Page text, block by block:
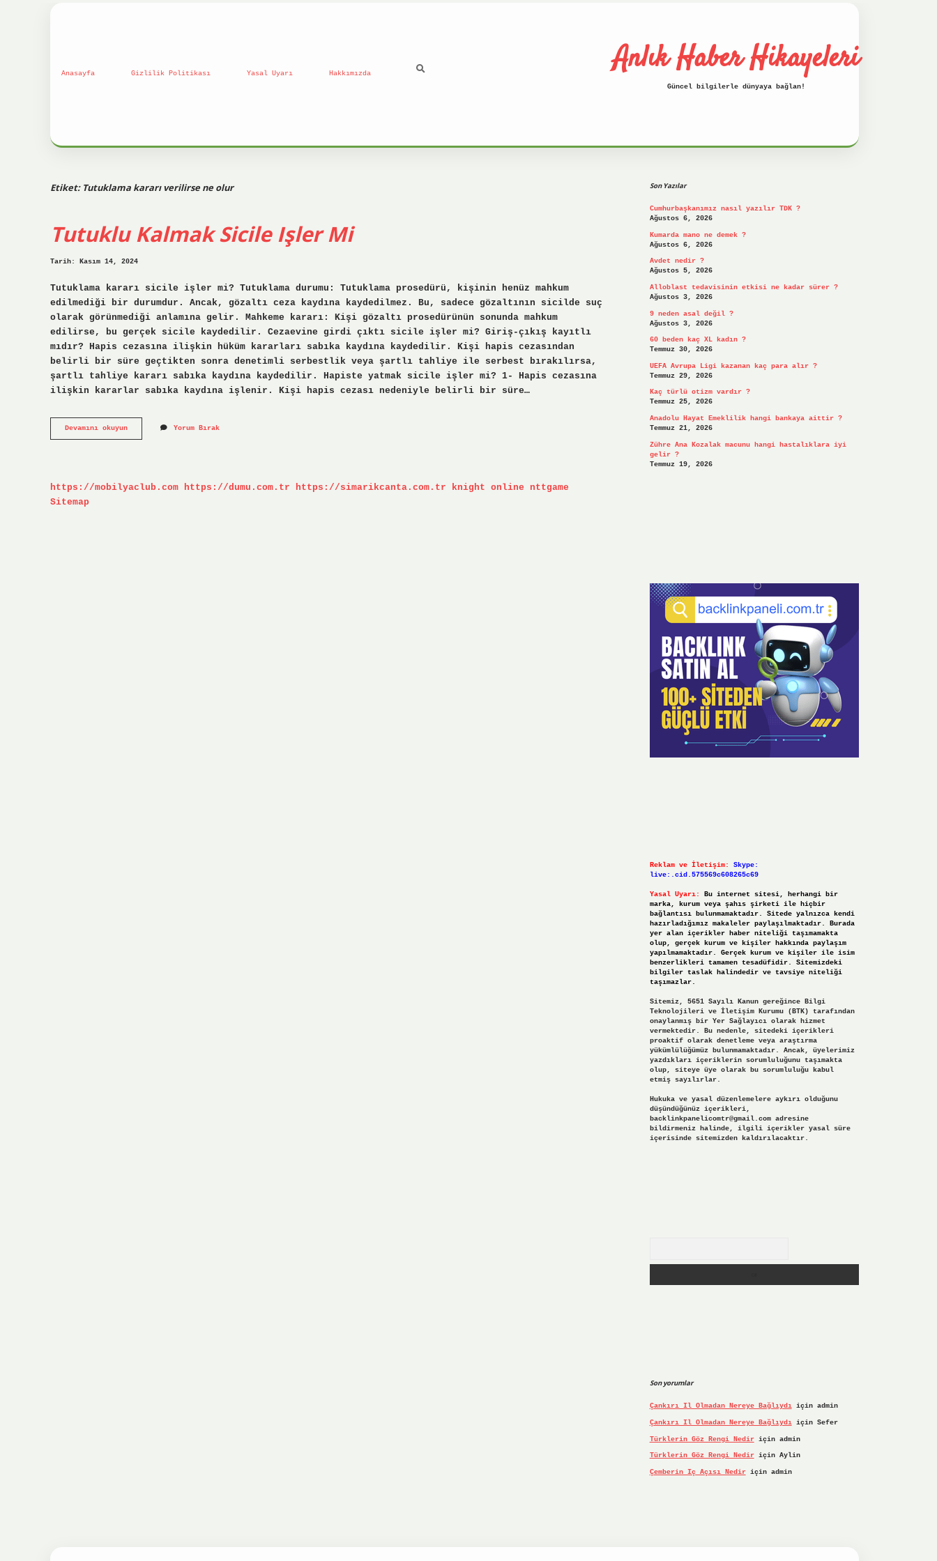
Anasayfa Gizlilik Politikası Yasal Uyarı Hakkımızda Anlık Haber Hikayeleri
Güncel bilgilerle dünyaya bağlan!
Etiket: Tutuklama kararı verilirse ne olur
Tutuklu Kalmak Sicile Işler Mi
Tarih: Kasım 14, 2024
Tutuklama kararı sicile işler mi? Tutuklama durumu: Tutuklama prosedürü, kişinin henüz mahkum
edilmediği bir durumdur. Ancak, gözaltı ceza kaydına kaydedilmez. Bu, sadece gözaltının sicilde suç
olarak görünmediği anlamına gelir. Mahkeme kararı: Kişi gözaltı prosedürünün sonunda mahkum
edilirse, bu gerçek sicile kaydedilir. Cezaevine girdi çıktı sicile işler mi? Giriş-çıkış kayıtlı
mıdır? Hapis cezasına ilişkin hüküm kararları sabıka kaydına kaydedilir. Kişi hapis cezasından
belirli bir süre geçtikten sonra denetimli serbestlik veya şartlı tahliye ile serbest bırakılırsa,
şartlı tahliye kararı sabıka kaydına kaydedilir. Hapiste yatmak sicile işler mi? 1- Hapis cezasına
ilişkin kararlar sabıka kaydına işlenir. Kişi hapis cezası nedeniyle belirli bir süre…
Devamını okuyunTutuklu
Kalmak
Yorum Bırak
https://mobilyaclub.com https://dumu.com.tr https://simarikcanta.com.tr knight online
nttgame
Sitemap
Son Yazılar
Cumhurbaşkanımız nasıl yazılır TDK ?
Ağustos 6, 2026
Kumarda mano ne demek ?
Ağustos 6, 2026
Avdet nedir ?
Ağustos 5, 2026
Alloblast tedavisinin etkisi ne kadar sürer ?
Ağustos 3, 2026
9 neden asal değil ?
Ağustos 3, 2026
60 beden kaç XL kadın ?
Temmuz 30, 2026
UEFA Avrupa Ligi kazanan kaç para alır ?
Temmuz 29, 2026
Kaç türlü otizm vardır ?
Temmuz 25, 2026
Anadolu Hayat Emeklilik hangi bankaya aittir ?
Temmuz 21, 2026
Zühre Ana Kozalak macunu hangi hastalıklara iyi
gelir ?
Temmuz 19, 2026
Reklam ve İletişim:
Skype:
live:.cid.575569c608265c69
Yasal Uyarı:
Bu internet sitesi, herhangi bir
marka, kurum veya şahıs şirketi ile hiçbir
bağlantısı bulunmamaktadır. Sitede yalnızca kendi
hazırladığımız makaleler paylaşılmaktadır. Burada
yer alan içerikler haber niteliği taşımamakta
olup, gerçek kurum ve kişiler hakkında paylaşım
yapılmamaktadır. Gerçek kurum ve kişiler ile isim
benzerlikleri tamamen tesadüfidir. Sitemizdeki
bilgiler taslak halindedir ve tavsiye niteliği
taşımazlar.
Sitemiz, 5651 Sayılı Kanun gereğince Bilgi
Teknolojileri ve İletişim Kurumu (BTK) tarafından
onaylanmış bir Yer Sağlayıcı olarak hizmet
vermektedir. Bu nedenle, sitedeki içerikleri
proaktif olarak denetleme veya araştırma
yükümlülüğümüz bulunmamaktadır. Ancak, üyelerimiz
yazdıkları içeriklerin sorumluluğunu taşımakta
olup, siteye üye olarak bu sorumluluğu kabul
etmiş sayılırlar.
Hukuka ve yasal düzenlemelere aykırı olduğunu
düşündüğünüz içerikleri,
backlinkpanelicomtr@gmail.comadresine
bildirmeniz halinde, ilgili içerikler yasal süre
içerisinde sitemizden kaldırılacaktır.
Son yorumlar
Çankırı Il Olmadan Nereye Bağlıydıiçin admin
Çankırı Il Olmadan Nereye Bağlıydıiçin Sefer
Türklerin Göz Rengi Nediriçin admin
Türklerin Göz Rengi Nediriçin Aylin
Çemberin Iç Açısı Nediriçin admin